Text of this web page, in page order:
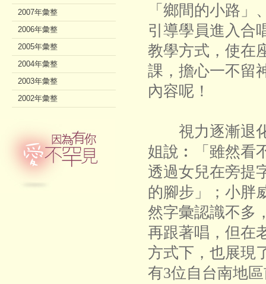
「鄉間的小路
引導學員進入合
教學方式，使在
課，擔心一不留
內容呢！
視力逐漸退化
姐說︰「雖然看
透過女兒在旁提
的腳步」；小胖
然字彙認識不多
再跟著唱，但在
方式下，也展現
有3位自台南地
2007年彙整
2006年彙整
2005年彙整
2004年彙整
2003年彙整
2002年彙整